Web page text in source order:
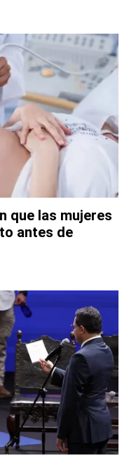
que las mujeres
antes de